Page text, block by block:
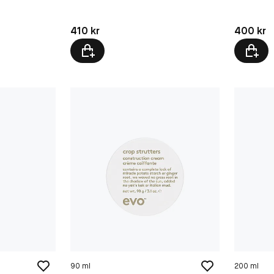
Pris: 410 kr
410 kr Pris: 400
400 kr
90 ml 200 ml